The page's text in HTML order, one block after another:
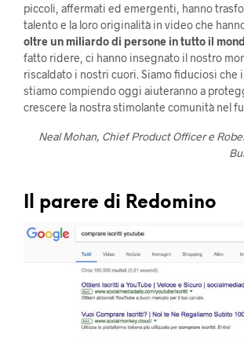
piccoli, affermati ed emergenti, hanno
talento e la loro originalità in video che
oltre un miliardo di persone in tutto il
fatto ridere, ci hanno insegnato il nostro
riscaldato i nostri cuori. Siamo fiduciosi che
stiamo compiendo oggi aiuteranno a
crescere la nostra stimolante comunità nel
Neal Mohan, Chief Product Officer e
Il parere di Redomino